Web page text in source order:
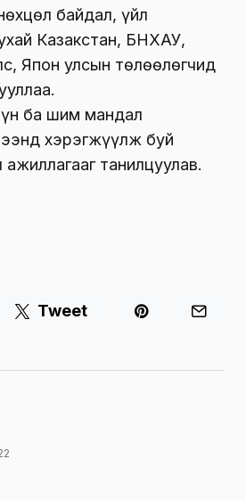
байдал, үйл
Казакстан, БНХАУ,
Япон улсын төлөөлөгчид
ба шим мандал
хэрэгжүүлж буй
танилцуулав.
Tweet